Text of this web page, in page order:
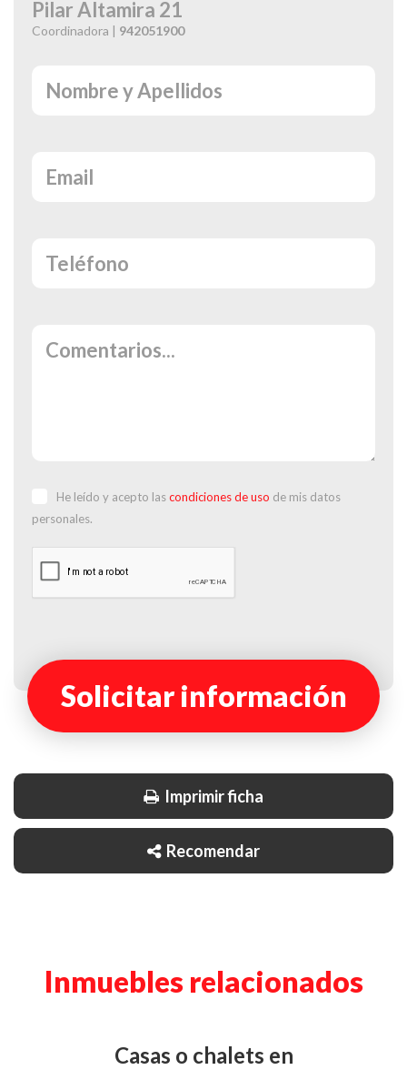
Pilar Altamira 21
Coordinadora | 942051900
He leído y acepto lascondiciones de uso de mis datos
personales.
Solicitar información
Imprimir ficha
Recomendar
Inmuebles relacionados
casas o chalets en